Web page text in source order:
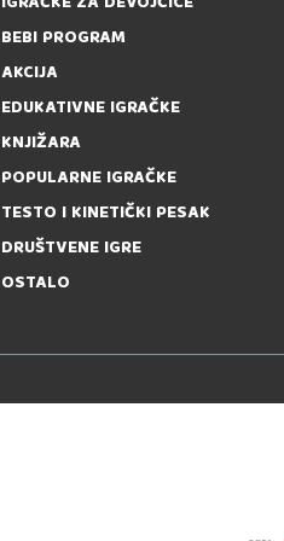
BEBI PROGRAM
AKCIJA
EDUKATIVNE IGRAČKE
KNJIŽARA
POPULARNE IGRAČKE
TESTO I KINETIČKI PESAK
DRUŠTVENE IGRE
OSTALO